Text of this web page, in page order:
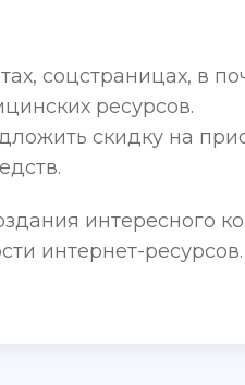
соцстраницах, в
ресурсов.
скидку на
интересного
интернет-ресурсов.